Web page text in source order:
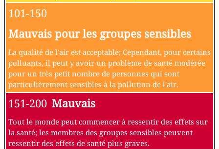
101-150
Mauvais pour les groupes sensibles
La qualité de l'air est acceptable; Cependant, pour certains
polluants, il peut y avoir un problème de santé modérée
pour un très petit nombre de personnes qui sont
particulièrement sensibles à la pollution de l'air.
151-200 Mauvais
Tout le monde peut commencer à ressentir des effets sur
la santé; les membres des groupes sensibles peuvent
ressentir des effets de santé plus graves.